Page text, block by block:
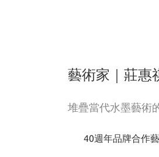
藝術家｜莊惠
堆疊當代水墨藝術
40週年品牌合作